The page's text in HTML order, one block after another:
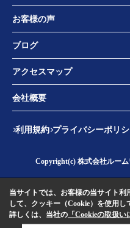
お客様の声
ブログ
アクセスマップ
会社概要
利用規約 プライバシーポリ
Copyright(c) 株式会社ルー
当サイトでは、お客様の当サイト
して、クッキー（Cookie）を使用し
詳しくは、当社の 「Cookieの取扱い